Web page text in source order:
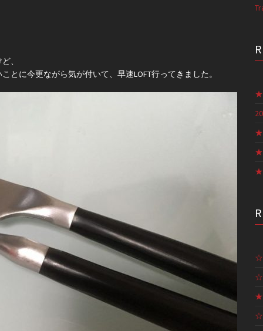
、
に今更ながら気が付いて、早速LOFT行ってきました。
☆
☆
☆